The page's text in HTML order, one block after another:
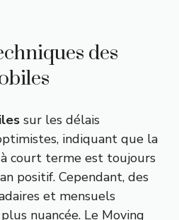
des
sur les délais
indiquant que la
court terme est toujours
positif. Cependant, des
et mensuels
nuancée. Le Moving